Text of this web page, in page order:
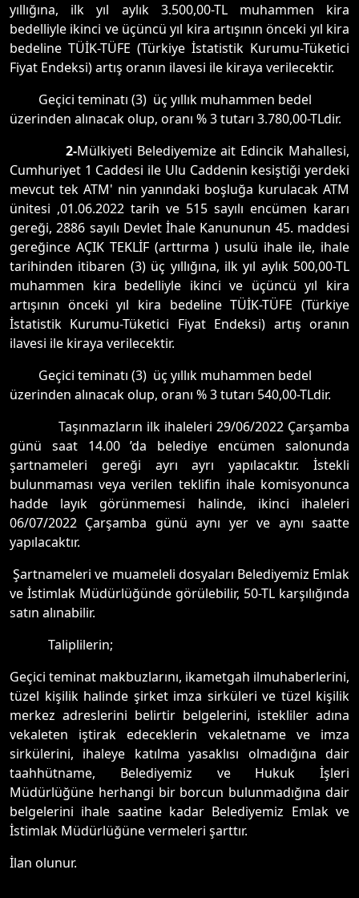
yıllığına, ilk yıl aylık 3.500,00-TL muhammen kira
bedelliyle ikinci ve üçüncü yıl kira artışının önceki yıl kira
bedeline TÜİK-TÜFE (Türkiye İstatistik Kurumu-Tüketici
Fiyat Endeksi) artış oranın ilavesi ile kiraya verilecektir.
Geçici teminatı (3) üç yıllık muhammen bedel
üzerinden alınacak olup, oranı % 3 tutarı 3.780,00-TLdir.
2-Mülkiyeti Belediyemize ait Edincik Mahallesi,
Cumhuriyet 1 Caddesi ile Ulu Caddenin kesiştiği yerdeki
mevcut tek ATM' nin yanındaki boşluğa kurulacak ATM
ünitesi ,01.06.2022 tarih ve 515 sayılı encümen kararı
gereği, 2886 sayılı Devlet İhale Kanununun 45. maddesi
gereğince AÇIK TEKLİF (arttırma ) usulü ihale ile, ihale
tarihinden itibaren (3) üç yıllığına, ilk yıl aylık 500,00-TL
muhammen kira bedelliyle ikinci ve üçüncü yıl kira
artışının önceki yıl kira bedeline TÜİK-TÜFE (Türkiye
İstatistik Kurumu-Tüketici Fiyat Endeksi) artış oranın
ilavesi ile kiraya verilecektir.
Geçici teminatı (3) üç yıllık muhammen bedel
üzerinden alınacak olup, oranı % 3 tutarı 540,00-TLdir.
Taşınmazların ilk ihaleleri 29/06/2022 Çarşamba
günü saat 14.00 ’da belediye encümen salonunda
şartnameleri gereği ayrı ayrı yapılacaktır. İstekli
bulunmaması veya verilen teklifin ihale komisyonunca
hadde layık görünmemesi halinde, ikinci ihaleleri
06/07/2022 Çarşamba günü aynı yer ve aynı saatte
yapılacaktır.
Şartnameleri ve muameleli dosyaları Belediyemiz Emlak
ve İstimlak Müdürlüğünde görülebilir, 50-TL karşılığında
satın alınabilir.
Taliplilerin;
Geçici teminat makbuzlarını, ikametgah ilmuhaberlerini,
tüzel kişilik halinde şirket imza sirküleri ve tüzel kişilik
merkez adreslerini belirtir belgelerini, istekliler adına
vekaleten iştirak edeceklerin vekaletname ve imza
sirkülerini, ihaleye katılma yasaklısı olmadığına dair
taahhütname, Belediyemiz ve Hukuk İşleri
Müdürlüğüne herhangi bir borcun bulunmadığına dair
belgelerini ihale saatine kadar Belediyemiz Emlak ve
İstimlak Müdürlüğüne vermeleri şarttır.
İlan olunur.